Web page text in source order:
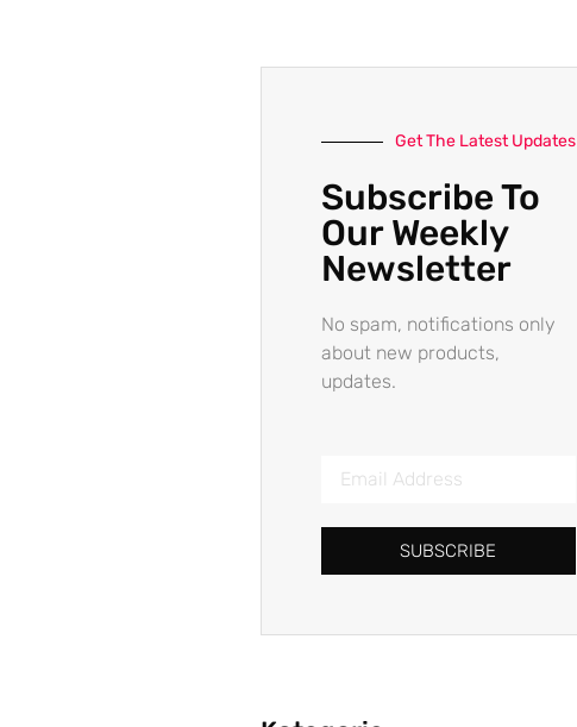
Get The Latest Updates
Subscribe To
Our Weekly
Newsletter
No spam, notifications only
about new products,
updates.
SUBSCRIBE